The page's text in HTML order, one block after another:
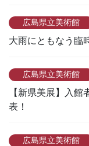
広島県立美術館
大雨にともなう臨
広島県立美術館
【新県美展】入
表！
広島県立美術館